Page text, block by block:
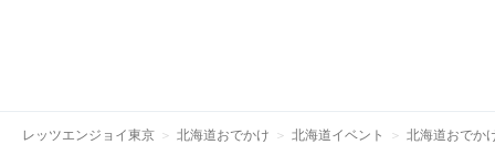
レッツエンジョイ東京 北海道おでかけ 北海道イベント 北海道おでか